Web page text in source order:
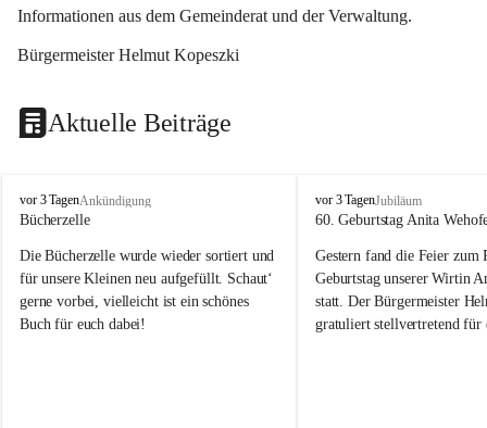
Informationen aus dem Gemeinderat und der Verwaltung.
Bürgermeister Helmut Kopeszki
Aktuelle Beiträge
T
o
a
j
vor 3 TagenAnkündigung
Bücherzelle
Die Bücherzelle wurde wieder sortiert und
für unsere Kleinen neu aufgefüllt. Schaut‘
gerne vorbei, vielleicht ist ein schönes
Buch für euch dabei!
T
o
a
j
vor 3 TagenJubiläum
60. Geburtstag Anita
Gestern fand die Feier zum
Geburtstag unserer Wirtin
statt. Der Bürgermeister
gratuliert stellvertretend für